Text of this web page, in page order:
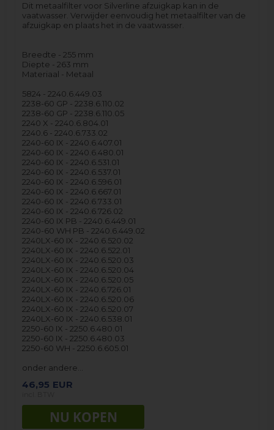
Dit metaalfilter voor Silverline afzuigkap kan in de
vaatwasser. Verwijder eenvoudig het metaalfilter van de
afzuigkap en plaats het in de vaatwasser.
Breedte - 255 mm
Diepte - 263 mm
Materiaal - Metaal
5824 - 2240.6.449.03
2238-60 GP - 2238.6.110.02
2238-60 GP - 2238.6.110.05
2240 X - 2240.6.804.01
2240.6 - 2240.6.733.02
2240-60 IX - 2240.6.407.01
2240-60 IX - 2240.6.480.01
2240-60 IX - 2240.6.531.01
2240-60 IX - 2240.6.537.01
2240-60 IX - 2240.6.596.01
2240-60 IX - 2240.6.667.01
2240-60 IX - 2240.6.733.01
2240-60 IX - 2240.6.726.02
2240-60 IX PB - 2240.6.449.01
2240-60 WH PB - 2240.6.449.02
2240LX-60 IX - 2240.6.520.02
2240LX-60 IX - 2240.6.522.01
2240LX-60 IX - 2240.6.520.03
2240LX-60 IX - 2240.6.520.04
2240LX-60 IX - 2240.6.520.05
2240LX-60 IX - 2240.6.726.01
2240LX-60 IX - 2240.6.520.06
2240LX-60 IX - 2240.6.520.07
2240LX-60 IX - 2240.6.538.01
2250-60 IX - 2250.6.480.01
2250-60 IX - 2250.6.480.03
2250-60 WH - 2250.6.605.01
onder andere…
46,95 EUR